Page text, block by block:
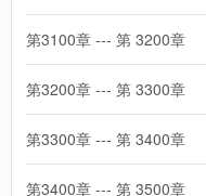
第3100章 --- 第 3200章
第3200章 --- 第 3300章
第3300章 --- 第 3400章
第3400章 --- 第 3500章